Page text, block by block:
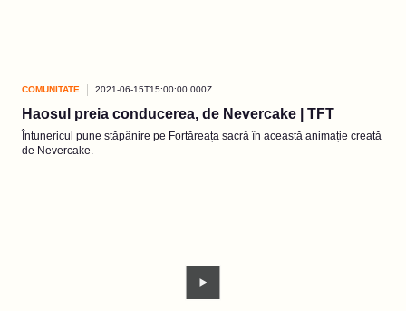
COMUNITATE 2021-06-15T15:00:00.000Z
Haosul preia conducerea, de Nevercake | TFT
Întunericul pune stăpânire pe Fortăreața sacră în această animație creată
de Nevercake.